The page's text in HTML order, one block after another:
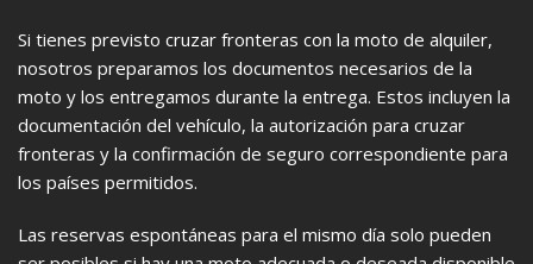
Si tienes previsto cruzar fronteras con la moto de alquiler,
nosotros preparamos los documentos necesarios de la
moto y los entregamos durante la entrega. Estos incluyen la
documentación del vehículo, la autorización para cruzar
fronteras y la confirmación de seguro correspondiente para
los países permitidos.
Las reservas espontáneas para el mismo día solo pueden